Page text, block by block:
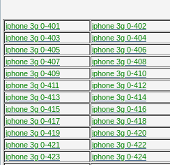
iphone 3g 0-401 iphone 3g 0-402
iphone 3g 0-403
iphone 3g 0-404
iphone 3g 0-405
iphone 3g 0-406
iphone 3g 0-407
iphone 3g 0-408
iphone 3g 0-409
iphone 3g 0-410
iphone 3g 0-411
iphone 3g 0-412
iphone 3g 0-413
iphone 3g 0-414
iphone 3g 0-415
iphone 3g 0-416
iphone 3g 0-417
iphone 3g 0-418
iphone 3g 0-419
iphone 3g 0-420
iphone 3g 0-421
iphone 3g 0-422
iphone 3g 0-423
iphone 3g 0-424